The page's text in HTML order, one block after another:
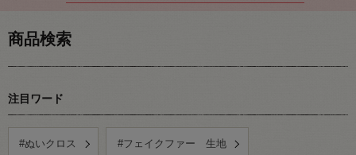
商品検索
注目ワード
#ぬいクロス #フェイクファー 生地